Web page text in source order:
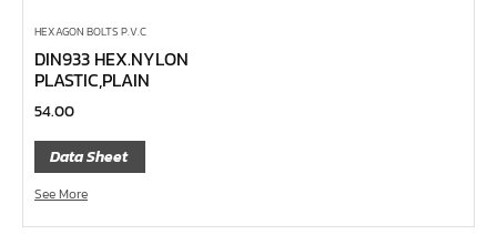
คีมหนีบ-ถ่างแหวน
คีมปากนกแก้ว,​คีมตัดตะปู
คีมปากแหลม
คีมปากเฉียง
คีมคอม้า
คีมปากจิ้งจก
HEXAGON BOLTS P.V.C
DIN933 HEX.NYLON
PLASTIC,PLAIN
54.00
Data Sheet
See More